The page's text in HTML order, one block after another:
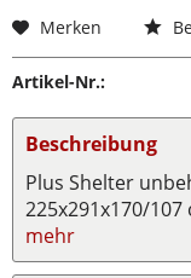
Merken
Artikel-Nr.:
Beschreibung
Plus Shelter
225x291x170/107
mehr